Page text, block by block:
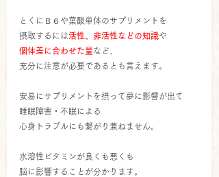
とくにＢ６や葉酸単体のサプリメントを
摂取するには活性、非活性などの知識や
個体差に合わせた量 など、
充分に注意が必要であるとも言えます。
安易にサプリメントを摂って夢に影響が出て
睡眠障害・不眠による
心身トラブルにも繋がり兼ねません。
水溶性ビタミンが良くも悪くも
脳に影響することが分かります。